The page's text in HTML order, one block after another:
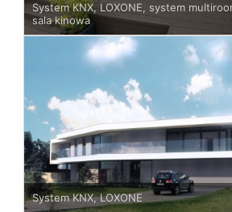
System KNX, LOXONE, system
sala kinowa
System KNX, LOXONE